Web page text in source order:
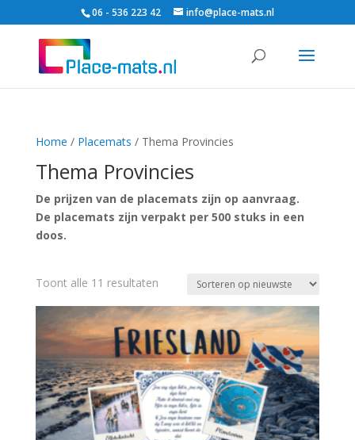
06 - 536 223 42 info@place-mats.nl
Home / Placemats / Thema Provincies
Thema Provincies
De prijzen van de placemats zijn op aanvraag.
De placemats zijn verpakt per 500 stuks in een
doos.
Toont alle 11 resultatenGesorteerd
nieuwste